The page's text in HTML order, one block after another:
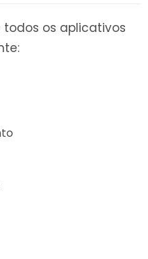
os aplicativos